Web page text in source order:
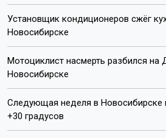
Установщик кондиционеров сжёг
Новосибирске
Мотоциклист насмерть разбился на
Новосибирске
Следующая неделя в Новосибирске
+30 градусов